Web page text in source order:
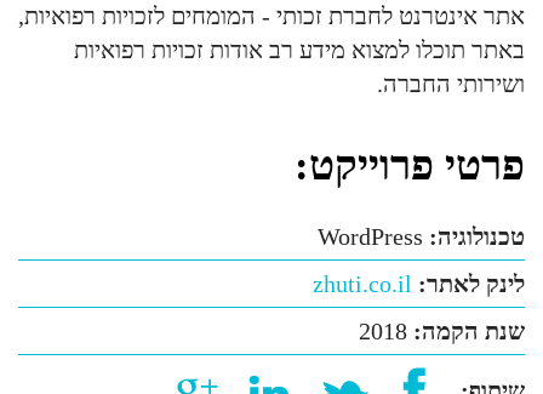
אתר אינטרנט לחברת זכותי - המומחים לזכויות רפואיות,
באתר תוכלו למצוא מידע רב אודות זכויות רפואיות
ושירותי החברה.
פרטי פרוייקט:
טכנולוגיה: WordPress
לינק לאתר: zhuti.co.il
שנת הקמה: 2018